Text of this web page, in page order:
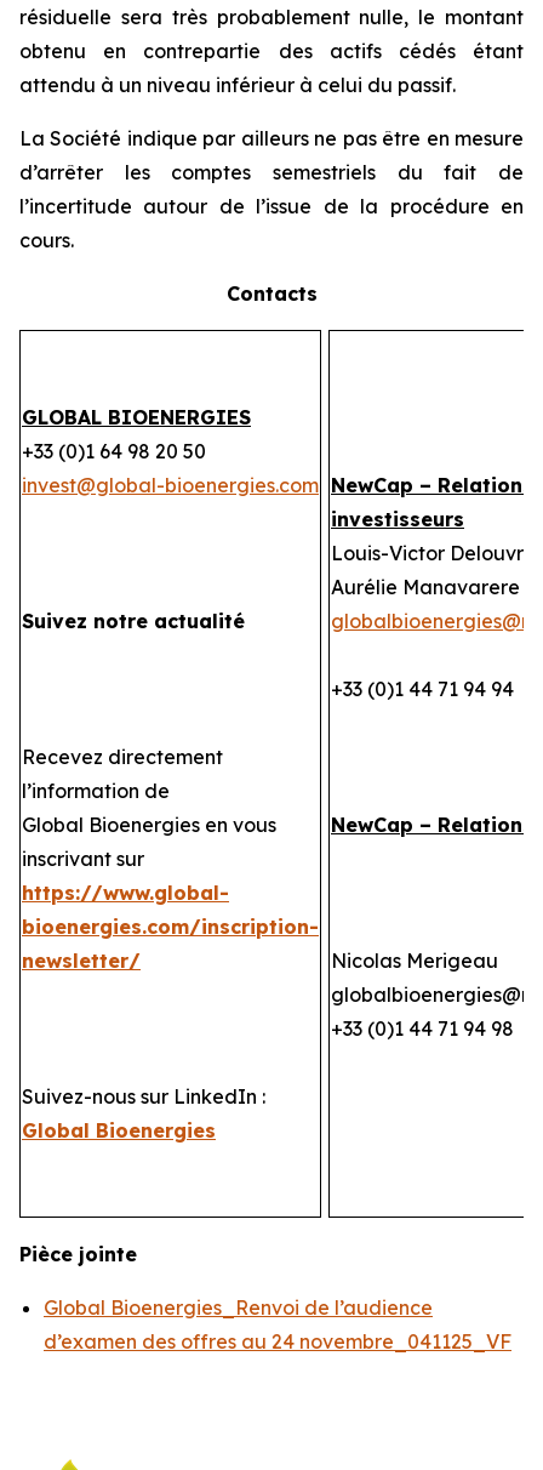
résiduelle sera très probablement nulle, le montant
obtenu en contrepartie des actifs cédés étant
attendu à un niveau inférieur à celui du passif.
La Société indique par ailleurs ne pas être en mesure
d’arrêter les comptes semestriels du fait de
l’incertitude autour de l’issue de la procédure en
cours.
Contacts
GLOBAL BIOENERGIES
+33 (0)1 64 98 20 50
invest@global-bioenergies.com
Suivez notre actualité
Recevez directement
l’information de
Global Bioenergies en vous
inscrivant sur
https://www.global-
bioenergies.com/inscription-
newsletter/
Suivez-nous sur LinkedIn :
Global Bioenergies
NewCap – Relations
investisseurs
Louis-Victor
Aurélie Manavarere
+33 (0)1 44 71 94 94
NewCap – Relations
Nicolas Merigeau
+33 (0)1 44 71 94 98
Pièce jointe
Global Bioenergies_Renvoi de l’audience
d’examen des offres au 24 novembre_041125_VF